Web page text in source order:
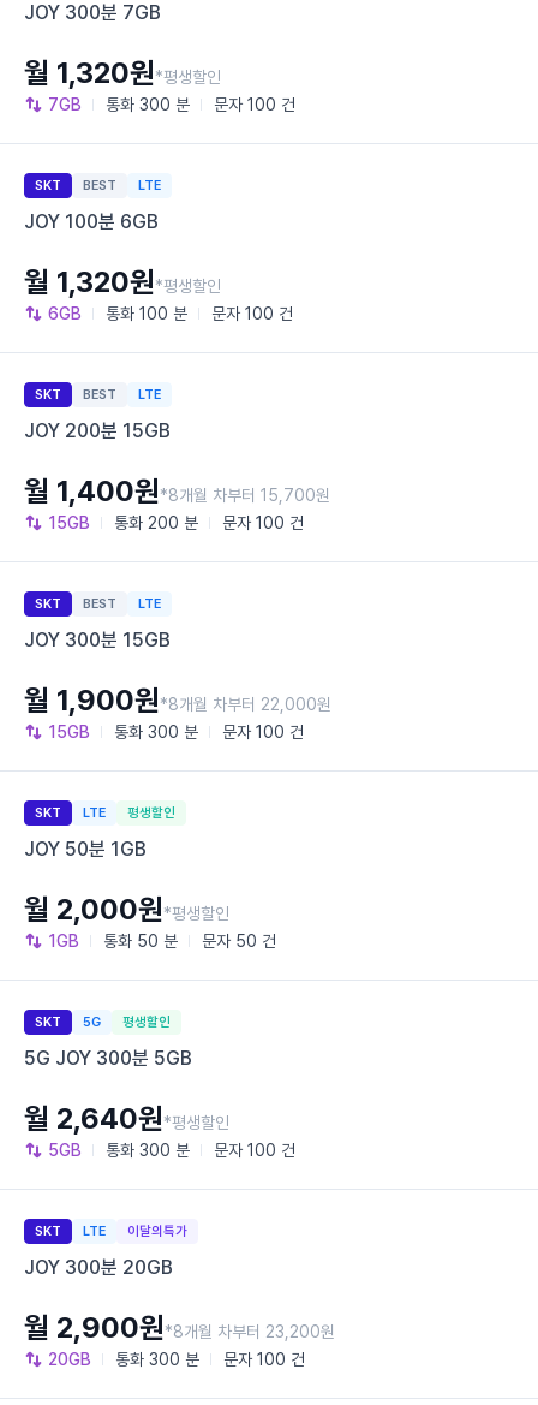
JOY 300분 7GB
7GB 통화 300 분 문자 100 건
월 1,320원*평생할인
SKT BEST LTE
JOY 100분 6GB
6GB 통화 100 분 문자 100 건
월 1,320원*평생할인
SKT BEST LTE
JOY 200분 15GB
15GB 통화 200 분 문자 100 건
월 1,400원*8개월 차부터 15,700원
SKT BEST LTE
JOY 300분 15GB
15GB 통화 300 분 문자 100 건
월 1,900원*8개월 차부터 22,000원
SKT LTE 평생할인
JOY 50분 1GB
1GB 통화 50 분 문자 50 건
월 2,000원*평생할인
SKT 5G 평생할인
5G JOY 300분 5GB
5GB 통화 300 분 문자 100 건
월 2,640원*평생할인
SKT LTE 이달의특가
JOY 300분 20GB
20GB 통화 300 분 문자 100 건
월 2,900원*8개월 차부터 23,200원